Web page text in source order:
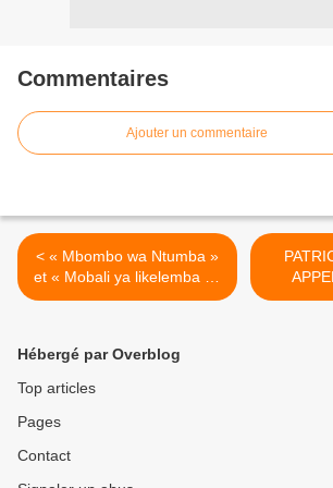
Commentaires
Ajouter un commentaire
< « Mbombo wa Ntumba »
et « Mobali ya likelemba » :
deux raretés offertes par
Jeannot Bombenga.
Hébergé par Overblog
Top articles
Pages
Contact